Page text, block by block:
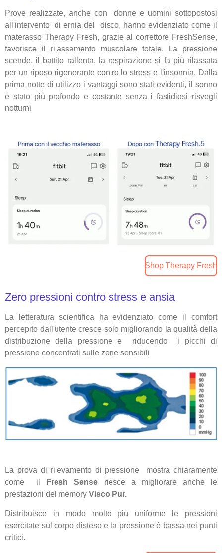
Prove realizzate, anche con donne e uomini sottopostosi
all'intervento di ernia del disco, hanno evidenziato come il
materasso Therapy Fresh, grazie al correttore FreshSense,
favorisce il rilassamento muscolare totale. La pressione
scende, il battito rallenta, la respirazione si fa più rilassata
per un riposo rigenerante contro lo stress e l'insonnia. Dalla
prima notte di utilizzo i vantaggi sono stati evidenti, il sonno
è stato più profondo e costante senza i fastidiosi risvegli
notturni
Shop Therapy Fresh
Zero pressioni contro stress e ansia
La letteratura scientifica ha evidenziato come il comfort
percepito dall'utente cresce solo migliorando la qualità della
distribuzione della pressione e riducendo i picchi di
pressione concentrati sulle zone sensibili
La prova di rilevamento di pressione mostra chiaramente
come il
Fresh Sense riesce a migliorare anche le
prestazioni del memory Visco Pur.
Distribuisce in modo molto più uniforme le pressioni
esercitate sul corpo disteso e la pressione è bassa nei punti
critici.